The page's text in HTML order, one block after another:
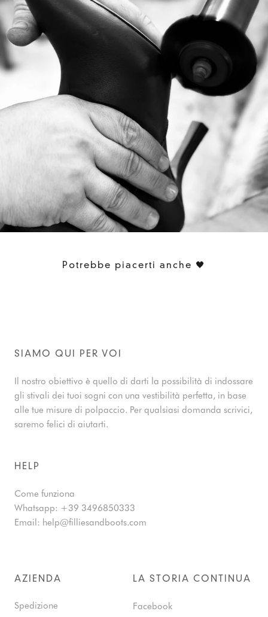
Potrebbe piacerti anche 🖤
SIAMO QUI PER VOI
Il nostro obiettivo è quello di darti la possibilità di indossare
gli stivali dei tuoi sogni con una vestibilità perfetta, in base
alle tue misure di polpaccio. Per qualsiasi domanda scrivici,
saremo felici di aiutarti.
HELP
Come funziona
Whatsapp: +39 3496850333
Email: help@filliesandboots.com
AZIENDA
Spedizione
LA STORIA CONTINUA
Facebook